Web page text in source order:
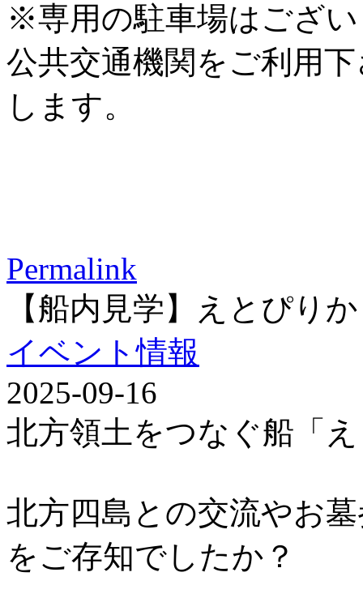
※専用の駐車場はござ
公共交通機関をご利用
します。
Permalink
【船内見学】えとぴりか
イベント情報
2025-09-16
北方領土をつなぐ船「
北方四島との交流やお
をご存知でしたか？